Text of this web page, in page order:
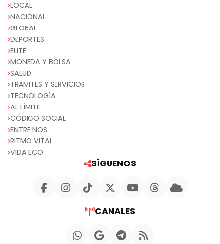
LOCAL
NACIONAL
GLOBAL
DEPORTES
ELITE
MONEDA Y BOLSA
SALUD
TRÁMITES Y SERVICIOS
TECNOLOGÍA
AL LÍMITE
CÓDIGO SOCIAL
ENTRE NOS
RITMO VITAL
VIDA ECO
SÍGUENOS
CANALES